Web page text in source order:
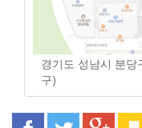
경기도 성남시 분
구)